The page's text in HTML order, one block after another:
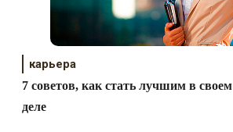
карьера
7 советов, как стать лучшим в своем
деле